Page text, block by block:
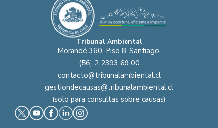
Tribunal Ambiental
Morandé 360, Piso 8, Santiago.
(56) 2 2393 69 00
contacto@tribunalambiental.cl
gestiondecausas@tribunalambiental.cl
(solo para consultas sobre causas)